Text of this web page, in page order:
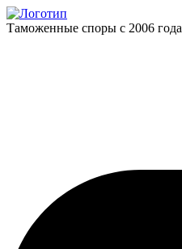
Таможенные споры с 2006 года